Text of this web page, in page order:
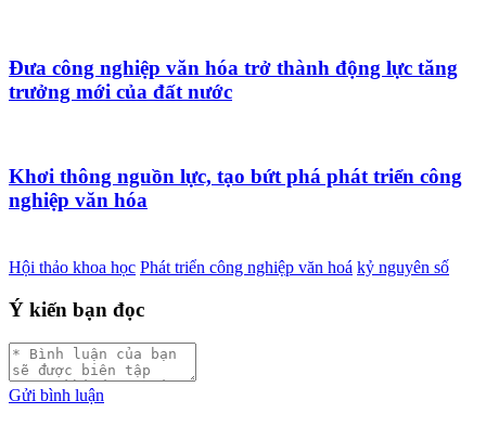
Đưa công nghiệp văn hóa trở thành động lực tăng
trưởng mới của đất nước
Khơi thông nguồn lực, tạo bứt phá phát triển công
nghiệp văn hóa
Hội thảo khoa học Phát triển công nghiệp văn hoá kỷ nguyên số
Ý kiến bạn đọc
Gửi bình luận